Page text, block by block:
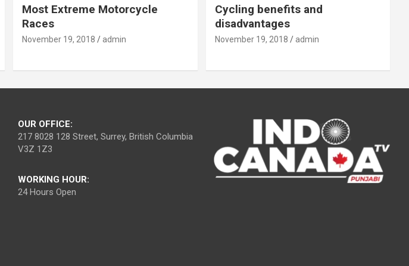
Most Extreme Motorcycle
Races
November 19, 2018 admin
Cycling benefits and
disadvantages
November 19, 2018 admin
OUR OFFICE:
217 8028 128 Street, Surrey, British Columbia
V3Z 1Z3
WORKING HOUR:
24 Hours Open